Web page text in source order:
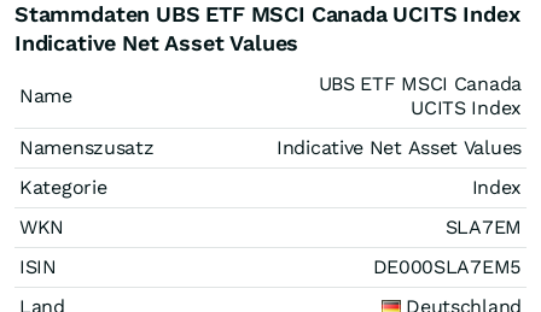
Stammdaten UBS ETF MSCI Canada UCITS Index
Indicative Net Asset Values
Name
UBS ETF MSCI Canada
UCITS Index
Namenszusatz
Indicative Net Asset Values
Kategorie
Index
WKN
SLA7EM
ISIN
DE000SLA7EM5
Land
Deutschland